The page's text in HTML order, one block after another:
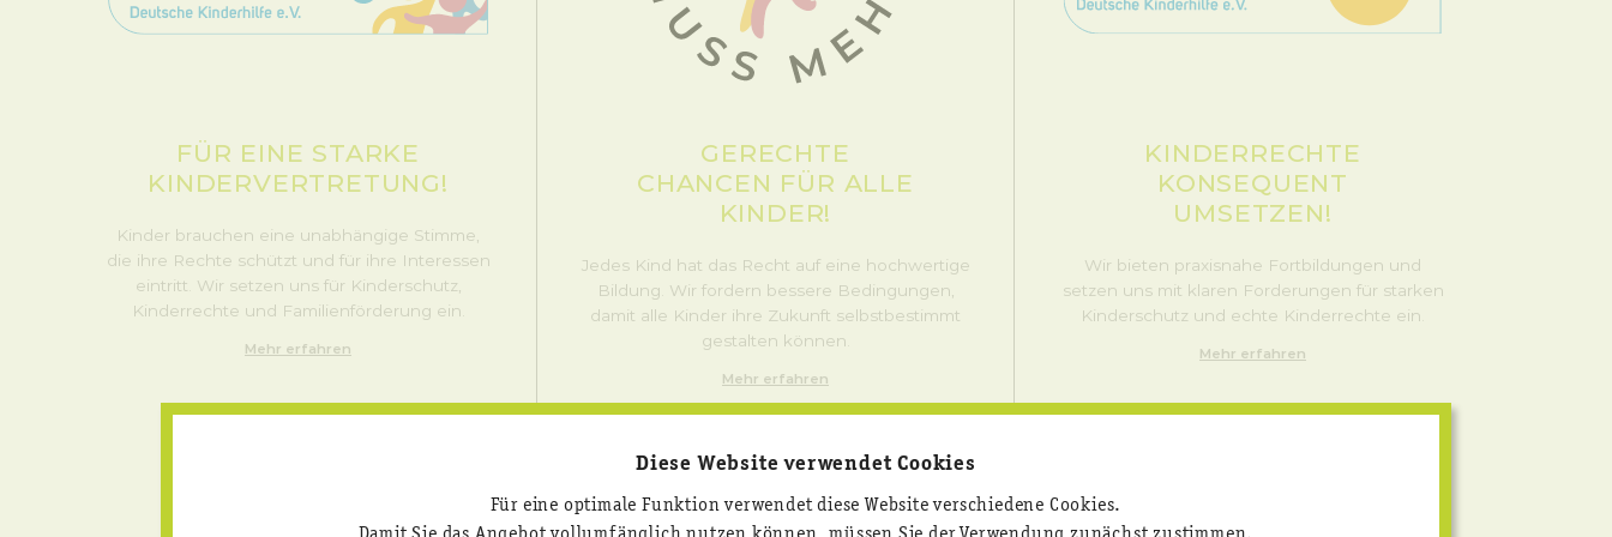
FÜR EINE STARKE
KINDERVERTRETUNG!
Kinder brauchen eine unabhängige Stimme,
die ihre Rechte schützt und für ihre Interessen
eintritt. Wir setzen uns für Kinderschutz,
Kinderrechte und Familienförderung ein.
Mehr erfahren
GERECHTE
CHANCEN FÜR ALLE
KINDER!
Jedes Kind hat das Recht auf eine hochwertige
Bildung. Wir fordern bessere Bedingungen,
damit alle Kinder ihre Zukunft selbstbestimmt
gestalten können.
Mehr erfahren
KINDERRECHTE
KONSEQUENT
UMSETZEN!
Wir bieten praxisnahe Fortbildungen und
setzen uns mit klaren Forderungen für starken
Kinderschutz und echte Kinderrechte ein.
Mehr erfahren
Diese Website verwendet Cookies
Für eine optimale Funktion verwendet diese Website verschiedene Cookies.